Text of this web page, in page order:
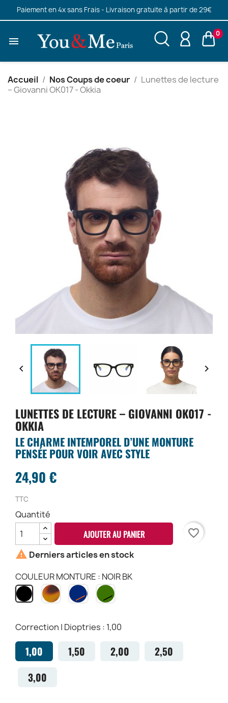
Paiement en 4x sans Frais - Livraison gratuite à partir de 29€

0
Accueil Nos Coups de coeur
Lunettes de lecture
– Giovanni OK017 - Okkia
 
LUNETTES DE LECTURE – GIOVANNI OK017 -
OKKIA
LE CHARME INTEMPOREL D’UNE MONTURE
PENSÉE POUR VOIR AVEC STYLE
24,90 €
TTC
Quantité
AJOUTER AU PANIER favorite_border
 Derniers articles en stock
COULEUR MONTURE : NOIR BK
NOIR
BK
HAVANA
CH
MINDNIGHT
MN
GREEN
GR
Correction | Dioptries : 1,00
1,00 1,50 2,00
2,50
3,00